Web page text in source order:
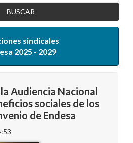
sindicales
2025 - 2029
Audiencia Nacional
sociales de los
de Endesa